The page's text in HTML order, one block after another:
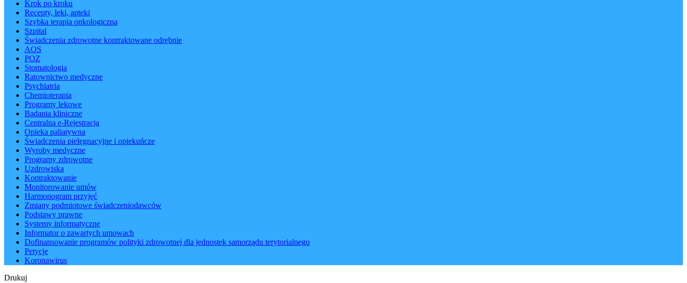
Krok po kroku
Recepty, leki, apteki
Szybka terapia onkologiczna
Szpital
Świadczenia zdrowotne kontraktowane odrębnie
AOS
POZ
Stomatologia
Ratownictwo medyczne
Psychiatria
Chemioterapia
Programy lekowe
Badania kliniczne
Centralna e-Rejestracja
Opieka paliatywna
Świadczenia pielęgnacyjne i opiekuńcze
Wyroby medyczne
Programy zdrowotne
Uzdrowiska
Kontraktowanie
Monitorowanie umów
Harmonogram przyjęć
Zmiany podmiotowe świadczeniodawców
Podstawy prawne
Systemy informatyczne
Informator o zawartych umowach
Dofinansowanie programów polityki zdrowotnej dla jednostek samorządu terytorialnego
Petycje
Koronawirus
Drukuj